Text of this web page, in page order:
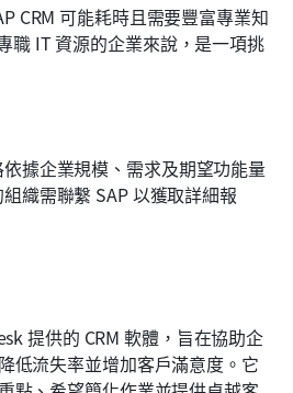
CRM 可能耗時且需要豐富專業知
職 IT 資源的企業來說，是一項挑
據企業規模、需求及期望功能量
織需聯繫 SAP 以獲取詳細報
提供的 CRM 軟體，旨在協助企
低流失率並增加客戶滿意度。它